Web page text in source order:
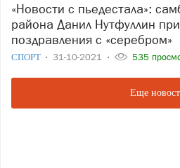
«Новости с пьедестала»: самбист из Саткинского
района Данил Нутфуллин
поздравления с «серебром»
СПОРТ 31-10-2021 535
Еще